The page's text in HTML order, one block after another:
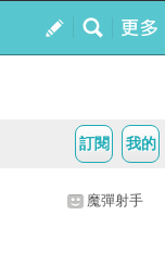
我的
訂閱
魔彈射手